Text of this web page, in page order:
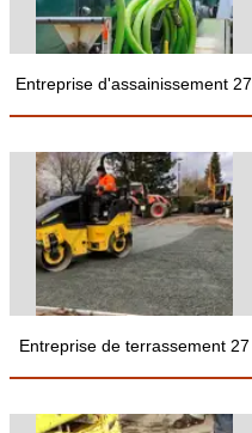
Entreprise d'assainissement 27
Entreprise de terrassement 27